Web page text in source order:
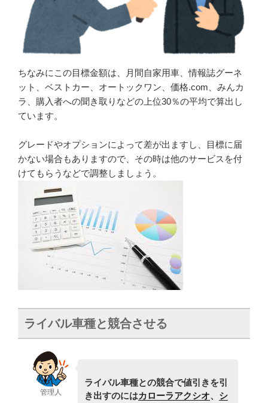
ちなみにこの目標金額は、月間自家用車、情報誌グーネ
ット、ベストカー、オートックワン、価格.com、みんカ
ラ、購入者への聞き取りなどの上位30％の平均で算出し
ています。
グレードやオプションによって差が出ますし、目標に届
かない場合もありますので、その時は他のサービスを付
けてもらうなどで調整しましょう。
ライバル車種と競合させる
管理人
ライバル車種との競合で値引きを引
き出すのにはカローラアクシオ、 シ